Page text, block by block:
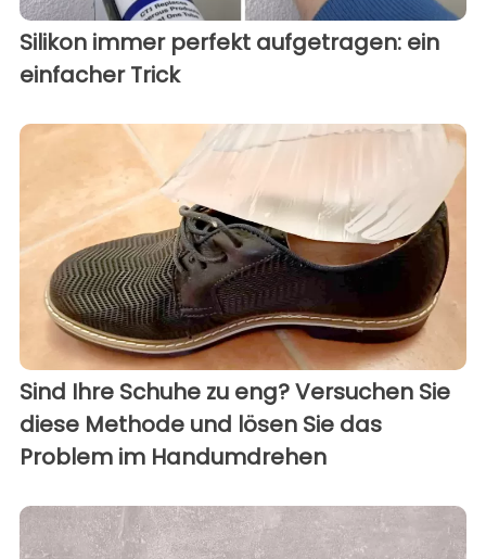
Silikon immer perfekt aufgetragen: ein
einfacher Trick
Sind Ihre Schuhe zu eng? Versuchen Sie
diese Methode und lösen Sie das
Problem im Handumdrehen